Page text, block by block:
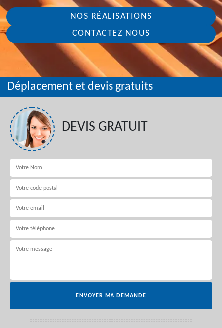
NOS RÉALISATIONS
CONTACTEZ NOUS
Déplacement et devis gratuits
DEVIS GRATUIT